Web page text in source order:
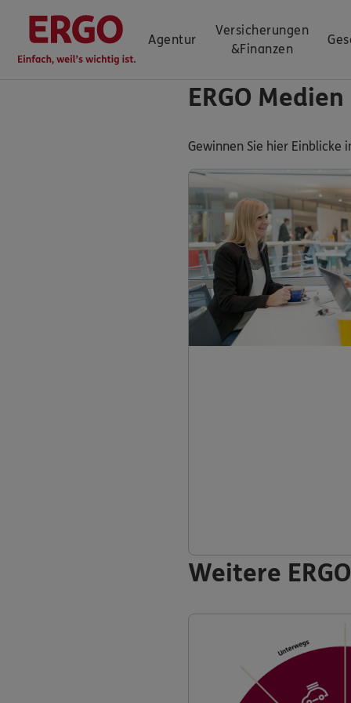
Agentur
Versicherungen
&Finanzen
ERGO Medien
Gewinnen Sie hier Einblicke
Weitere